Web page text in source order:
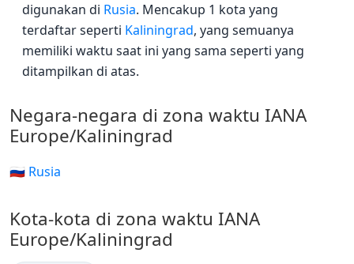
digunakan di Rusia. Mencakup 1 kota yang
terdaftar seperti Kaliningrad, yang semuanya
memiliki waktu saat ini yang sama seperti yang
ditampilkan di atas.
Negara-negara di zona waktu IANA
Europe/Kaliningrad
🇷🇺 Rusia
Kota-kota di zona waktu IANA
Europe/Kaliningrad